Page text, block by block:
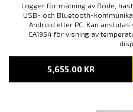
Logger för mätning av flöde,
USB- och Bluetooth-
Android eller PC. Kan
CA1954 för visning av
5,655.00 KR